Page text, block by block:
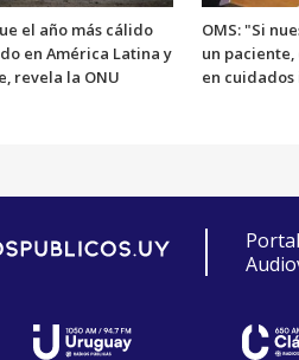
el año más cálido
en América Latina y
revela la ONU
OMS: "Si
un
en